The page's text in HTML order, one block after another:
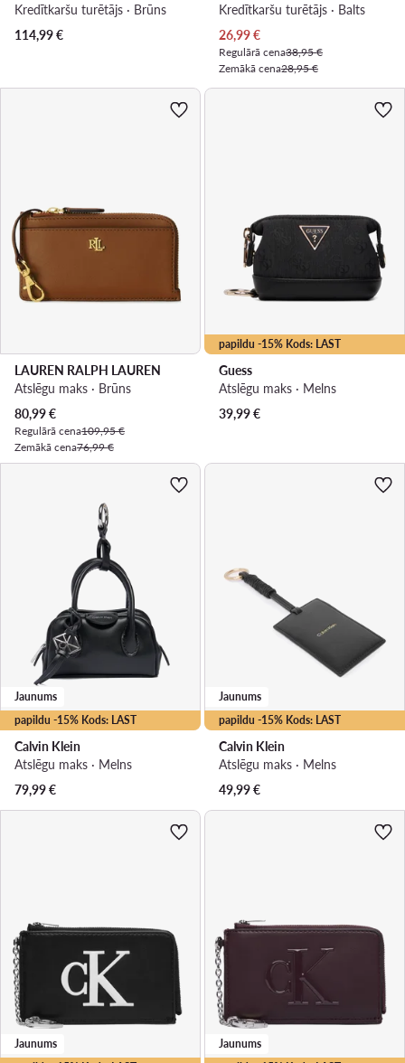
Kredītkaršu turētājs · Brūns
114,99€
Kredītkaršu turētājs · Balts
Pašreizējā cena
26,99€
Regulārā cena38,95 €
Zemākā cena28,95 €
LAUREN RALPH LAUREN
Atslēgu maks · Brūns
Pašreizējā cena
80,99€
Regulārā cena109,95 €
Zemākā cena76,99 €
papildu -15% Kods: LAST
Guess
Atslēgu maks · Melns
39,99€
papildu -15% Kods: LAST
Jaunums
Calvin Klein
Atslēgu maks · Melns
79,99€
papildu -15% Kods: LAST
Jaunums
Calvin Klein
Atslēgu maks · Melns
49,99€
Jaunums
Jaunums